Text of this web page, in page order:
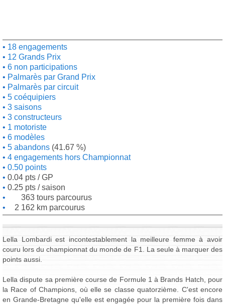
18 engagements
12 Grands Prix
6 non participations
Palmarès par Grand Prix
Palmarès par circuit
5 coéquipiers
3 saisons
3 constructeurs
1 motoriste
6 modèles
5 abandons (41.67 %)
4 engagements hors Championnat
0.50 points
0.04 pts / GP
0.25 pts / saison
363 tours parcourus
2 162 km parcourus
Lella Lombardi est incontestablement la meilleure femme à avoir
couru lors du championnat du monde de F1. La seule à marquer des
points aussi.
Lella dispute sa première course de Formule 1 à Brands Hatch, pour
la Race of Champions, où elle se classe quatorzième. C'est encore
en Grande-Bretagne qu'elle est engagée pour la première fois dans